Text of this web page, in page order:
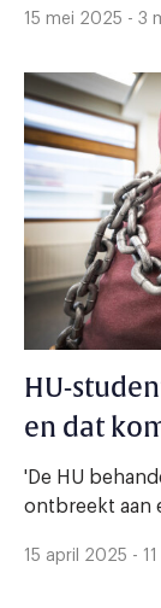
15 mei 2025 - 3
HU-
en dat
'De HU
ontbreekt aan
15 april 2025 - 11